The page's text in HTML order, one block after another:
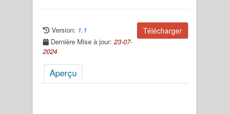
Télécharger
Version: 1.1
Dernière Mise à jour: 23-07-
2024
Aperçu